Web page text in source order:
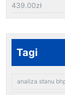
439.00zł
Tagi
analiza stanu